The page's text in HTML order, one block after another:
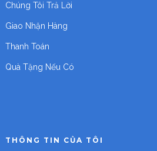
Chúng Tôi Trả Lời
Giao Nhận Hàng
Thanh Toán
Quà Tặng Nếu Có
THÔNG TIN CỦA TÔI